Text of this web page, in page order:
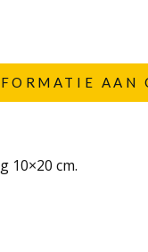
AAN
10×20 cm.